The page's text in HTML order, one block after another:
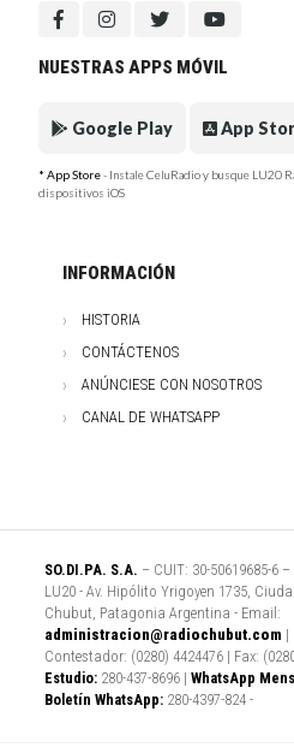
NUESTRAS APPS MÓVIL
Google Play App
* App Store- Instale CeluRadio y busque LU20
dispositivos iOS
INFORMACIÓN
HISTORIA
CONTÁCTENOS
ANÚNCIESE CON NOSOTROS
CANAL DE WHATSAPP
SO.DI.PA. S.A. – CUIT: 30-50619685-6
LU20 - Av. Hipólito Yrigoyen 1735,
Chubut, Patagonia Argentina - Email:
administracion@radiochubut.com |
Contestador: (0280) 4424476 | Fax:
Estudio: 280-437-8696 | WhatsApp
Boletín WhatsApp: 280-4397-824 -